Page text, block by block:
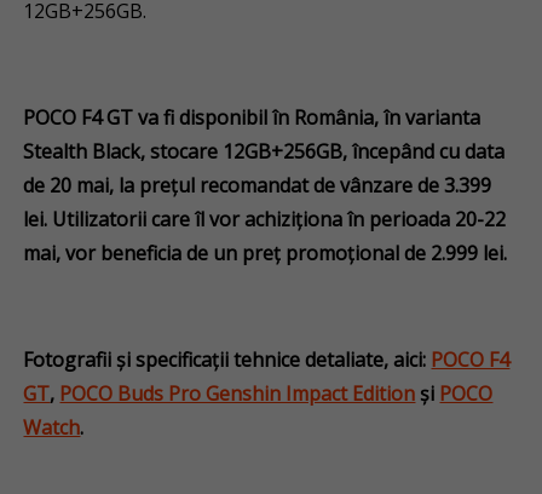
12GB+256GB.
POCO F4 GT va fi disponibil în România, în varianta
Stealth Black, stocare 12GB+256GB, începând cu data
de 20 mai, la prețul recomandat de vânzare de 3.399
lei. Utilizatorii care îl vor achiziționa în perioada 20-22
mai, vor beneficia de un preț promoțional de 2.999 lei.
Fotografii și specificații tehnice detaliate, aici: POCO F4
GT, POCO Buds Pro Genshin Impact Edition și POCO
Watch.